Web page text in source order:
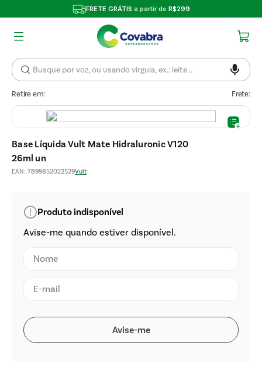
FRETE GRÁTIS a partir de R$299
Retire em: Frete:
Base Líquida Vult Mate Hidraluronic V120
26ml un
EAN: 7899852022529Vult